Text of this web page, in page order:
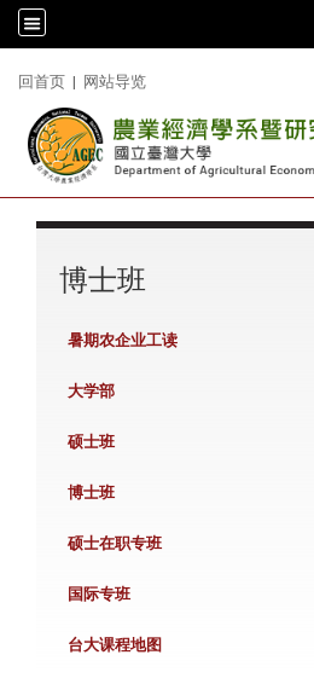
回首页 | 网站导览
博士班
暑期农企业工读
大学部
硕士班
博士班
硕士在职专班
国际专班
台大课程地图